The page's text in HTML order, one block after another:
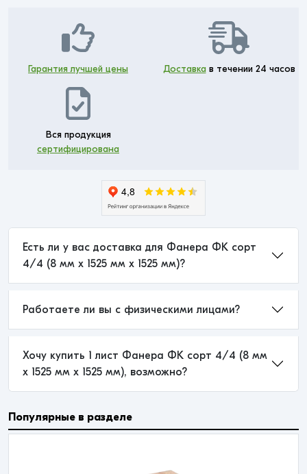
Гарантия лучшей цены Доставкав течении 24 часов
Вся продукция
сертифицирована
Есть ли у вас доставка для Фанера ФК сорт
4/4 (8 мм x 1525 мм x 1525 мм)?
Работаете ли вы с физическими лицами?
Хочу купить 1 лист Фанера ФК сорт 4/4 (8 мм
x 1525 мм x 1525 мм), возможно?
Популярные в разделе